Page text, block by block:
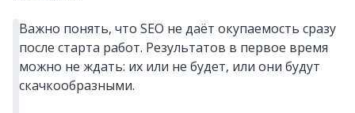
Важно понять, что SEO не даёт окупаемость сразу
после старта работ. Результатов в первое время
можно не ждать: их или не будет, или они будут
скачкообразными.